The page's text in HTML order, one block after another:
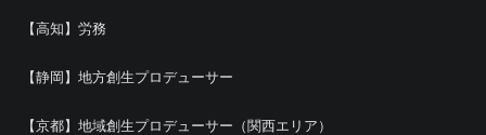
【高知】労務
【静岡】地方創生プロデューサー
【京都】地域創生プロデューサー（関西エリア）